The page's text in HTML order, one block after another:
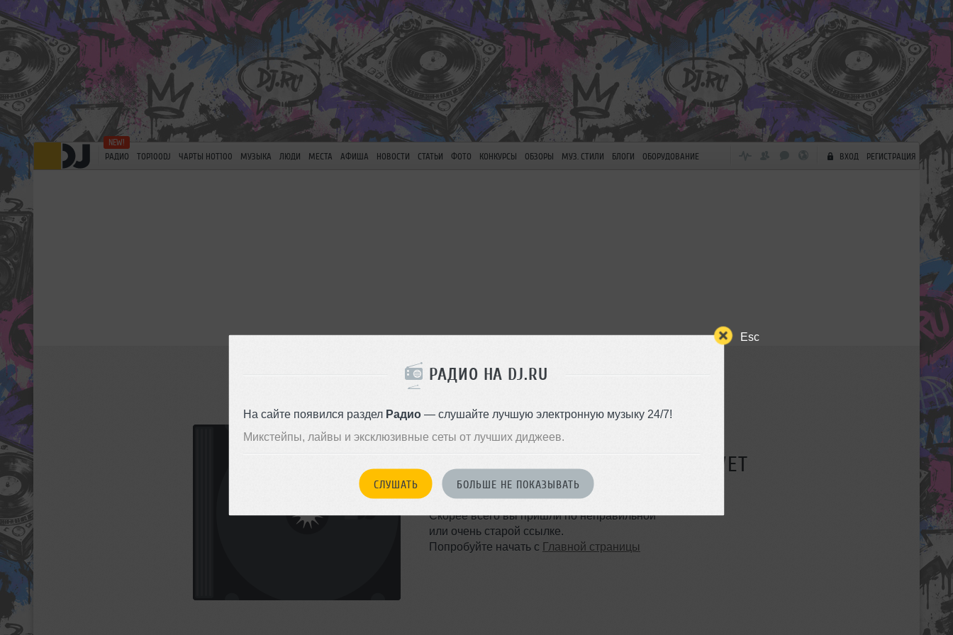
Esc
РАДИО НА DJ.RU
На сайте появился раздел Радио— слушайте лучшую электронную музыку 24/7!
Микстейпы, лайвы и эксклюзивные сеты от лучших диджеев.
СЛУШАТЬ БОЛЬШЕ НЕ ПОКАЗЫВАТЬ
РАДИО TOP100DJ ЧАРТЫ HOT100 МУЗЫКА ЛЮДИ МЕСТА АФИША НОВОСТИ СТАТЬИ ФОТО КОНКУРСЫ ОБЗОРЫ МУЗ. СТИЛИ БЛОГИ ОБОРУДОВАНИЕ ВХОД РЕГИСТРАЦИЯ
ТАКОЙ СТРАНИЦЫ НЕ СУЩЕСТВУЕТ
Ошибка 404
Скорее всего вы пришли по неправильной
или очень старой ссылке.
Попробуйте начать с Главной страницы